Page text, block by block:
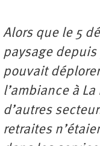
Alors que le 5
paysage
pouvait
l’ambiance à
d’autres
retraites